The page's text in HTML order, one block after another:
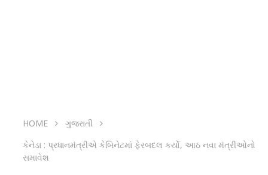
HOME
ગુજરાતી
કેનેડા : પ્રધાનમંત્રીએ કેબિનેટમાં ફેરબદલ કર્યો, આઠ નવા મંત્રીઓનો
સમાવેશ